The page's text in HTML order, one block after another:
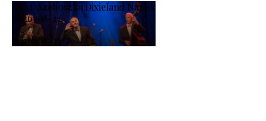
XXXI. Szoboszlói Dixieland Napok
2026-08-21
-
2026-08-23